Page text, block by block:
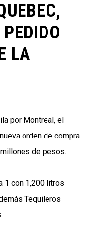
LA
por Montreal, el
orden de compra
de pesos.
1 con 1,200 litros
Tequileros